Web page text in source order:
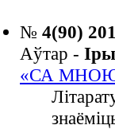
№ 4(90)
Аўтар -
«СА